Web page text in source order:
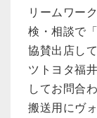
リームワー
検・相談で
協賛出店し
ツトヨタ福
してお問合
搬送用にヴ